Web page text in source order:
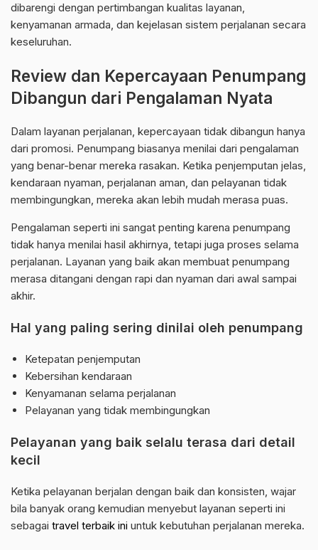
dibarengi dengan pertimbangan kualitas layanan,
kenyamanan armada, dan kejelasan sistem perjalanan secara
keseluruhan.
Review dan Kepercayaan Penumpang
Dibangun dari Pengalaman Nyata
Dalam layanan perjalanan, kepercayaan tidak dibangun hanya
dari promosi. Penumpang biasanya menilai dari pengalaman
yang benar-benar mereka rasakan. Ketika penjemputan jelas,
kendaraan nyaman, perjalanan aman, dan pelayanan tidak
membingungkan, mereka akan lebih mudah merasa puas.
Pengalaman seperti ini sangat penting karena penumpang
tidak hanya menilai hasil akhirnya, tetapi juga proses selama
perjalanan. Layanan yang baik akan membuat penumpang
merasa ditangani dengan rapi dan nyaman dari awal sampai
akhir.
Hal yang paling sering dinilai oleh penumpang
Ketepatan penjemputan
Kebersihan kendaraan
Kenyamanan selama perjalanan
Pelayanan yang tidak membingungkan
Pelayanan yang baik selalu terasa dari detail
kecil
Ketika pelayanan berjalan dengan baik dan konsisten, wajar
bila banyak orang kemudian menyebut layanan seperti ini
sebagai travel terbaik ini untuk kebutuhan perjalanan mereka.